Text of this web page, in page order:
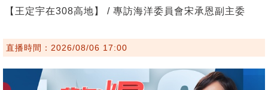
【王定宇在308高地】 / 專訪海洋委員會宋承恩副主委
直播時間：2026/08/06 17:00